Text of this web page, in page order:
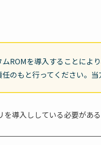
ROMを導入することによ
のもと行ってください。当
導入ししている必要があ